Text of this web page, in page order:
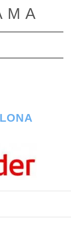
de navegación